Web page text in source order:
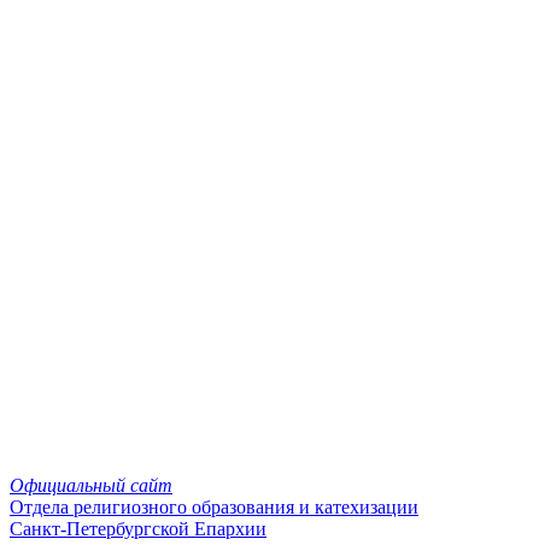
Официальный сайт
Отдела религиозного образования и катехизации
Санкт-Петербургской Епархии